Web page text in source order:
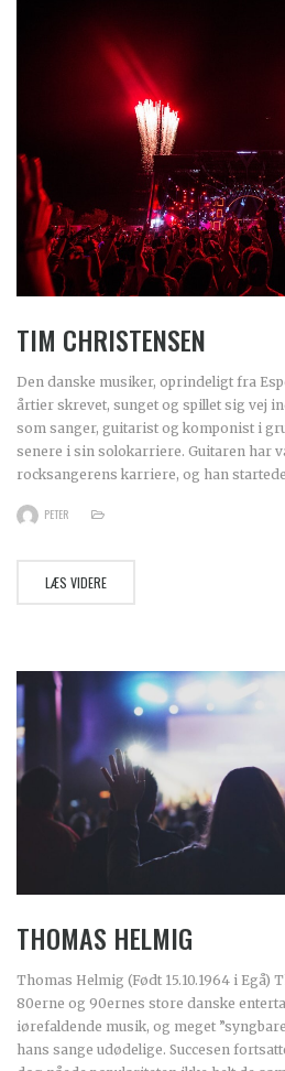
TIM CHRISTENSEN
Den danske musiker, oprindeligt fra
årtier skrevet, sunget og spillet sig vej
som sanger, guitarist og komponist i
senere i sin solokarriere. Guitaren har
rocksangerens karriere, og han
PETER
LÆS VIDERE
THOMAS HELMIG
Thomas Helmig (Født 15.10.1964 i Egå)
80erne og 90ernes store danske
iørefaldende musik, og meget
hans sange udødelige. Succesen